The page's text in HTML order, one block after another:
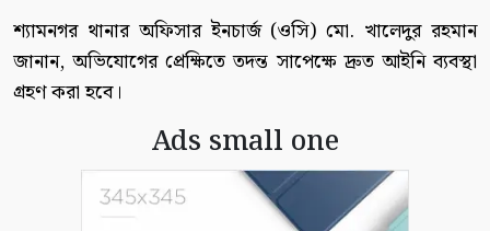
শ্যামনগর থানার অফিসার ইনচার্জ (ওসি) মো. খালেদুর রহমান
জানান, অভিযোগের প্রেক্ষিতে তদন্ত সাপেক্ষে দ্রুত আইনি ব্যবস্থা
গ্রহণ করা হবে।
Ads small one